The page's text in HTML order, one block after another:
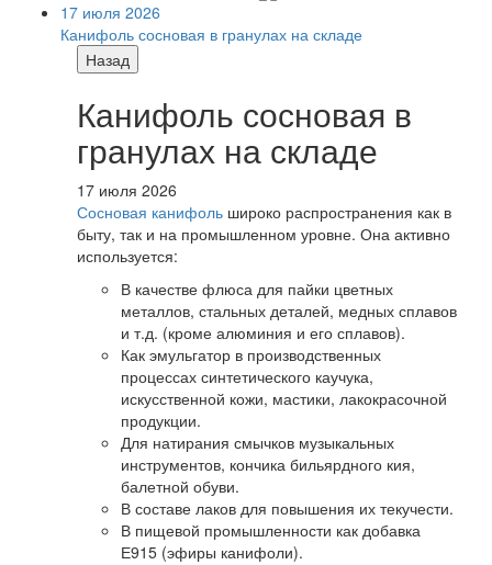
17 июля 2026
Канифоль сосновая в гранулах на складе
Назад
Канифоль сосновая в
гранулах на складе
17 июля 2026
Сосновая канифоль широко распространения как в
быту, так и на промышленном уровне. Она активно
используется:
В качестве флюса для пайки цветных
металлов, стальных деталей, медных сплавов
и т.д. (кроме алюминия и его сплавов).
Как эмульгатор в производственных
процессах синтетического каучука,
искусственной кожи, мастики, лакокрасочной
продукции.
Для натирания смычков музыкальных
инструментов, кончика бильярдного кия,
балетной обуви.
В составе лаков для повышения их текучести.
В пищевой промышленности как добавка
Е915 (эфиры канифоли).